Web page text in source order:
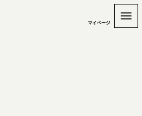
マイページ